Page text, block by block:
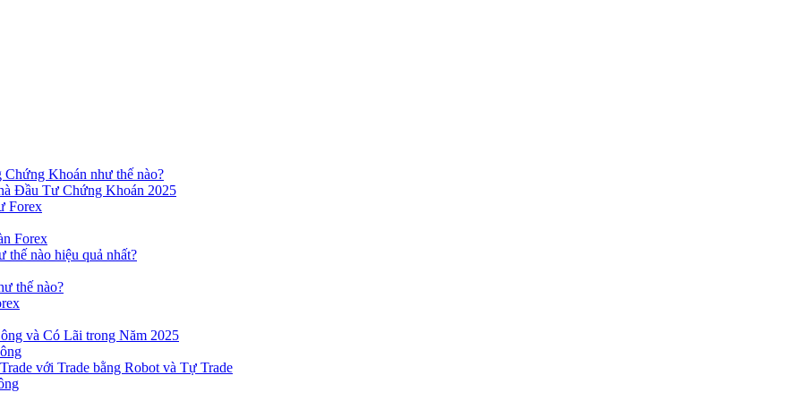
Khoán như thế nào?
Đầu Tư Chứng Khoán 2025
Forex
Forex
nào hiệu quả nhất?
thế nào?
và Có Lãi trong Năm 2025
với Trade bằng Robot và Tự Trade